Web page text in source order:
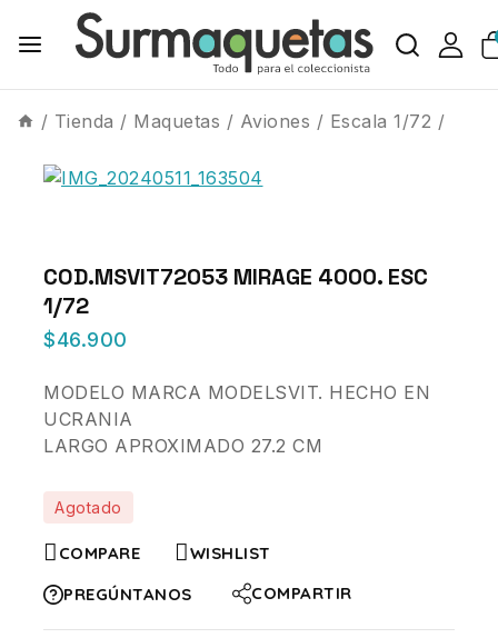
/ Tienda / Maquetas / Aviones / Escala 1/72 /
COD.MSVIT72053 MIRAGE 4000. ESC
1/72
$46.900
MODELO MARCA MODELSVIT. HECHO EN
UCRANIA
LARGO APROXIMADO 27.2 CM
Agotado
COMPARE
WISHLIST
PREGÚNTANOS
COMPARTIR